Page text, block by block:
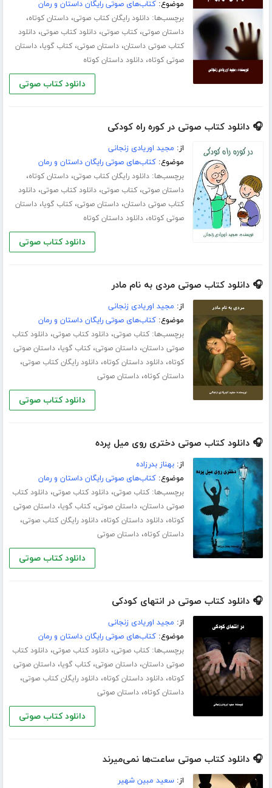
موضوع:کتاب‌های صوتی رایگان داستان و رمان
برچسب‌ها:دانلود رایگان کتاب صوتی،داستان کوتاه،
داستان صوتی،کتاب صوتی،دانلود کتاب صوتی،دانلود
کتاب صوتی داستان،داستان صوتی،کتاب گویا،داستان
صوتی کوتاه،دانلود داستان کوتاه
دانلود کتاب صوتی
🎧 دانلود کتاب صوتی در کوره راه کودکی
از: مجید اوریادی زنجانی
موضوع:کتاب‌های صوتی رایگان داستان و رمان
برچسب‌ها:دانلود رایگان کتاب صوتی،داستان کوتاه،
داستان صوتی،کتاب صوتی،دانلود کتاب صوتی،دانلود
کتاب صوتی داستان،داستان صوتی،کتاب گویا،داستان
صوتی کوتاه،دانلود داستان کوتاه
دانلود کتاب صوتی
🎧 دانلود کتاب صوتی مردی به نام مادر
از: مجید اوریادی زنجانی
موضوع:کتاب‌های صوتی رایگان داستان و رمان
برچسب‌ها:کتاب صوتی،دانلود کتاب صوتی،دانلود کتاب
صوتی داستان،داستان صوتی،کتاب گویا،داستان صوتی
کوتاه،دانلود داستان کوتاه،دانلود رایگان کتاب صوتی،
داستان کوتاه،داستان صوتی
دانلود کتاب صوتی
🎧 دانلود کتاب صوتی دختری روی میل پرده
از:بهناز بدرزاده
موضوع:کتاب‌های صوتی رایگان داستان و رمان
برچسب‌ها:کتاب صوتی،دانلود کتاب صوتی،دانلود کتاب
صوتی داستان،داستان صوتی،کتاب گویا،داستان صوتی
کوتاه،دانلود داستان کوتاه،دانلود رایگان کتاب صوتی،
داستان کوتاه،داستان صوتی
دانلود کتاب صوتی
🎧 دانلود کتاب صوتی در انتهای کودکی
از: مجید اوریادی زنجانی
موضوع:کتاب‌های صوتی رایگان داستان و رمان
برچسب‌ها:کتاب صوتی،دانلود کتاب صوتی،دانلود کتاب
صوتی داستان،داستان صوتی،کتاب گویا،داستان صوتی
کوتاه،دانلود داستان کوتاه،دانلود رایگان کتاب صوتی،
داستان کوتاه،داستان صوتی
دانلود کتاب صوتی
🎧 دانلود کتاب صوتی ساعت‌ها نمی‌میرند
از:سعید مبین شهیر